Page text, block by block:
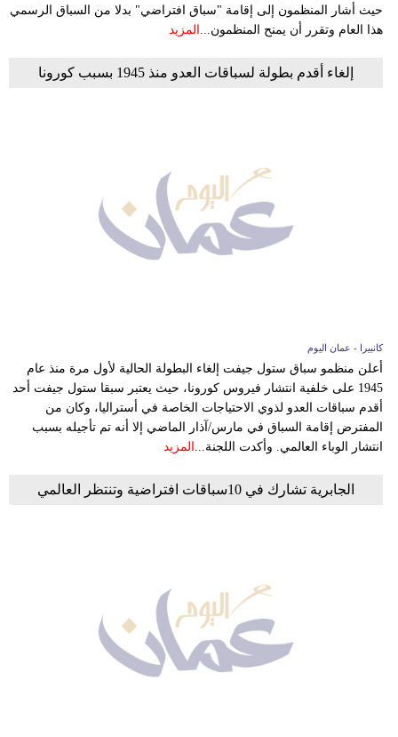
حيث أشار المنظمون إلى إقامة "سباق افتراضي" بدلا من السباق الرسمي
هذا العام وتقرر أن يمنح المنظمون... المزيد
إلغاء أقدم بطولة لسباقات العدو منذ 1945 بسبب كورونا
كانبيرا - عمان اليوم
أعلن منظمو سباق ستول جيفت إلغاء البطولة الحالية لأول مرة منذ عام
1945 على خلفية انتشار فيروس كورونا، حيث يعتبر سبقا ستول جيفت أحد
أقدم سباقات العدو لذوي الاحتياجات الخاصة في أستراليا، وكان من
المفترض إقامة السباق في مارس/آذار الماضي إلا أنه تم تأجيله بسبب
انتشار الوباء العالمي. وأكدت اللجنة...
المزيد
الجابرية تشارك في 10سباقات افتراضية وتنتظر العالمي